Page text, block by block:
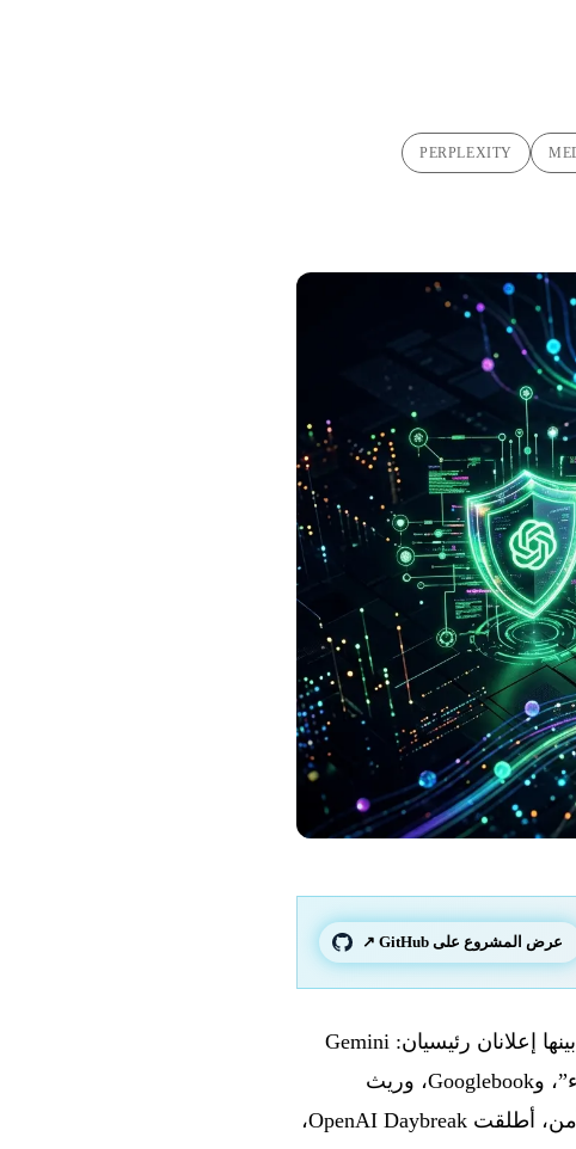
PERPLEXITY
عرض المشروع على GitHub ↗
عشية Google I/O (19 مايو)، نشرت Google 9 إعلانات متزامنة خاصة بـ Android، من بينها إعلانان رئيسيان: Gemini
Intelligence، وهي طبقة استباقية من الذكاء الاصطناعي تحوّل Android إلى “نظام ذكاء”، وGooglebook، وريث
Chromebook مع مؤشر ذكاء اصطناعي طوّرته بالتعاون مع DeepMind. وعلى صعيد الأمن، أطلقت OpenAI Daybreak،